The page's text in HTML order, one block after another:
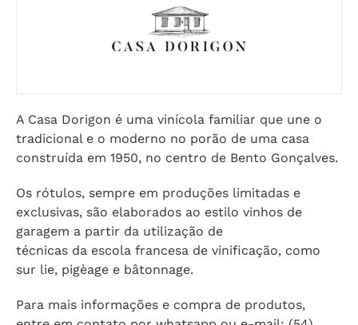
A Casa Dorigon é uma vinícola familiar que une o
tradicional e o moderno no porão de uma casa
construída em 1950, no centro de Bento Gonçalves.
Os rótulos, sempre em produções limitadas e
exclusivas, são elaborados ao estilo vinhos de
garagem a partir da utilização de
técnicas da escola francesa de vinificação, como
sur lie, pigèage e bâtonnage.
Para mais informações e compra de produtos,